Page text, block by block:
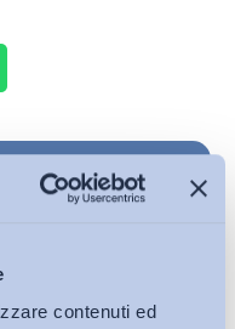
contenuti ed